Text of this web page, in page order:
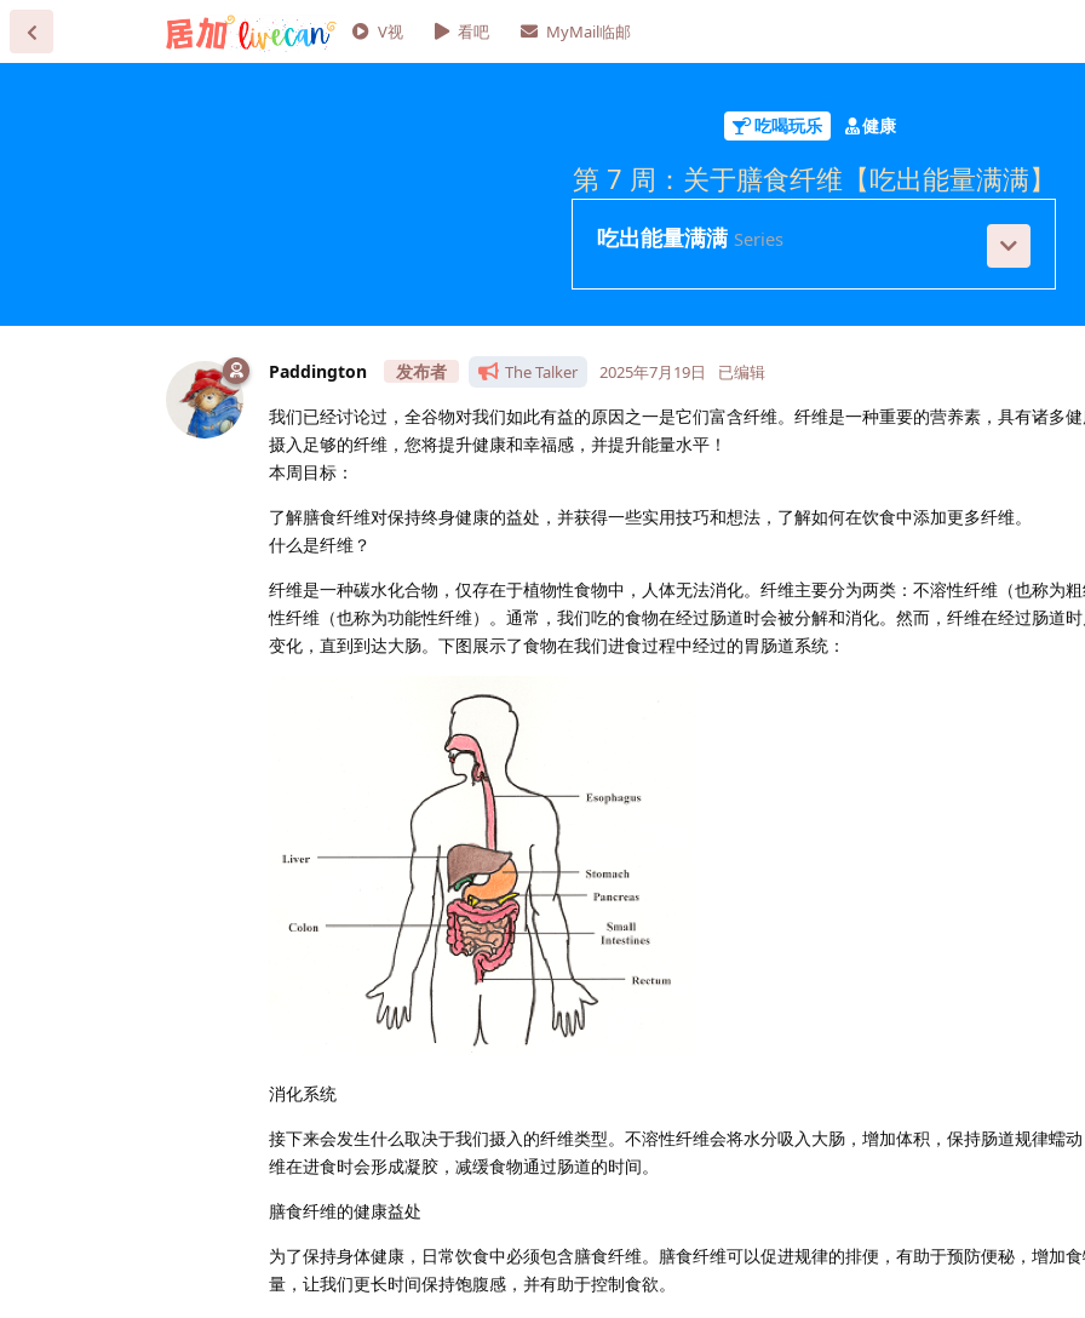
V视 看吧 MyMail临邮
吃喝玩乐 健康
第 7 周：关于膳食纤维【吃出能量满满】
吃出能量满满 Series
Paddington The Talker 2025年7月19日 已编辑
我们已经讨论过，全谷物对我们如此有益的原因之一是它们富含纤维。纤维是一种重要的营养素，具有诸多
摄入足够的纤维，您将提升健康和幸福感，并提升能量水平！
本周目标：
了解膳食纤维对保持终身健康的益处，并获得一些实用技巧和想法，了解如何在饮食中添加更多纤维。
什么是纤维？
纤维是一种碳水化合物，仅存在于植物性食物中，人体无法消化。纤维主要分为两类：不溶性纤维（也称为
性纤维（也称为功能性纤维）。通常，我们吃的食物在经过肠道时会被分解和消化。然而，纤维在经过肠道
变化，直到到达大肠。下图展示了食物在我们进食过程中经过的胃肠道系统：
消化系统
接下来会发生什么取决于我们摄入的纤维类型。不溶性纤维会将水分吸入大肠，增加体积，保持肠道规律蠕
维在进食时会形成凝胶，减缓食物通过肠道的时间。
膳食纤维的健康益处
为了保持身体健康，日常饮食中必须包含膳食纤维。膳食纤维可以促进规律的排便，有助于预防便秘，增加
量，让我们更长时间保持饱腹感，并有助于控制食欲。